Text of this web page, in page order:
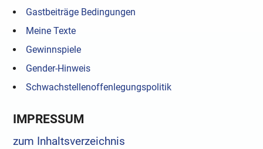
Gastbeiträge Bedingungen
Meine Texte
Gewinnspiele
Gender-Hinweis
Schwachstellenoffenlegungspolitik
IMPRESSUM
zum Inhaltsverzeichnis